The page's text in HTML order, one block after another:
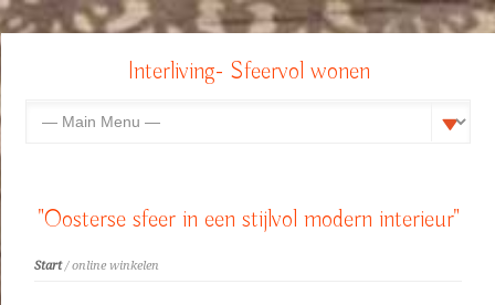
Interliving- Sfeervol wonen
"Oosterse sfeer in een stijlvol modern interieur"
Start/ online winkelen